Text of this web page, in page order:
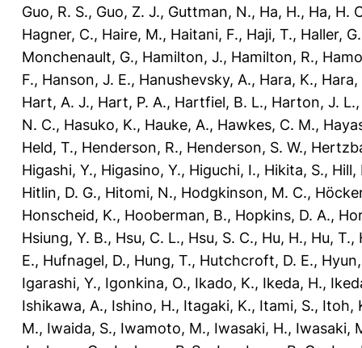
Guo, R. S., Guo, Z. J., Guttman, N., Ha, H., Ha, H.
Hagner, C., Haire, M., Haitani, F., Haji, T., Haller, G.
Monchenault, G., Hamilton, J., Hamilton, R.,
F., Hanson, J. E., Hanushevsky, A., Hara, K., Hara,
Hart, A. J., Hart, P. A., Hartfiel, B. L., Harton, J. L.
N. C., Hasuko, K., Hauke, A., Hawkes, C. M.,
Held, T., Henderson, R., Henderson, S. W.,
Higashi, Y., Higasino, Y., Higuchi, I., Hikita, S., Hill,
Hitlin, D. G., Hitomi, N., Hodgkinson, M. C.,
Honscheid, K., Hooberman, B., Hopkins, D. A.,
Hsiung, Y. B., Hsu, C. L., Hsu, S. C., Hu, H., Hu, T.,
E., Hufnagel, D., Hung, T., Hutchcroft, D. E.,
Igarashi, Y., Igonkina, O., Ikado, K., Ikeda, H.,
Ishikawa, A., Ishino, H., Itagaki, K., Itami, S., Itoh,
M., Iwaida, S., Iwamoto, M., Iwasaki, H., Iwasaki,